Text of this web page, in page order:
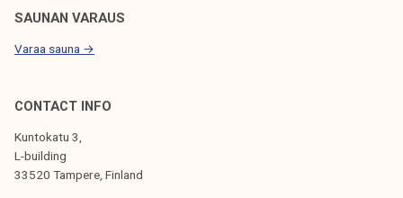
SAUNAN VARAUS
Varaa sauna →
CONTACT INFO
Kuntokatu 3,
L-building
33520 Tampere, Finland